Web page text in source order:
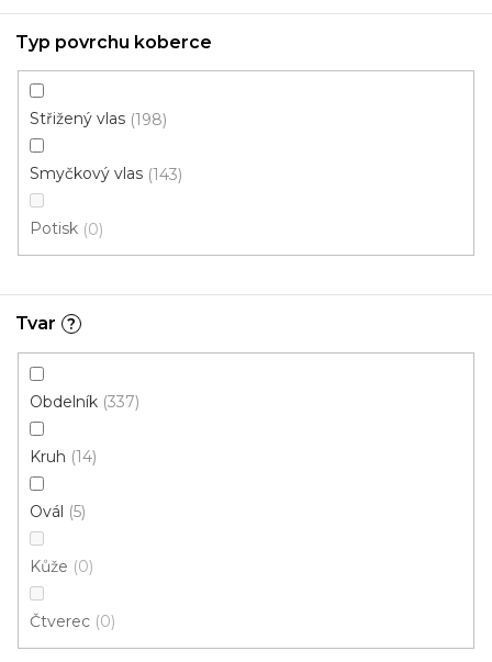
Typ povrchu koberce
Střižený vlas 198
Smyčkový vlas 143
Potisk 0
Tvar ?
Obdelník 337
Kruh 14
Ovál 5
Kůže 0
Čtverec 0
zaujalo, napište na info@podlahyplotz.cz
od
140x190 cm